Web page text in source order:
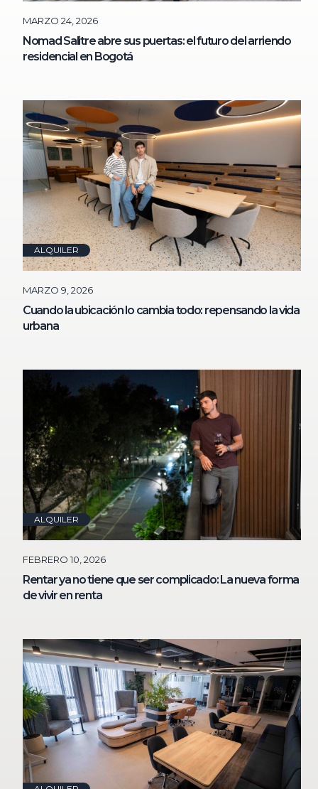
MARZO 24, 2026
Nomad Salitre abre sus puertas: el futuro del arriendo
residencial en Bogotá
ALQUILER
MARZO 9, 2026
Cuando la ubicación lo cambia todo: repensando la vida
urbana
ALQUILER
FEBRERO 10, 2026
Rentar ya no tiene que ser complicado: La nueva forma
de vivir en renta